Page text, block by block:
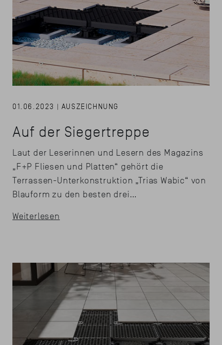
01.06.2023 | AUSZEICHNUNG
Auf der Siegertreppe
Laut der Leserinnen und Lesern des Magazins
„F+P Fliesen und Platten“ gehört die
Terrassen-Unterkonstruktion „Trias Wabic“ von
Blauform zu den besten drei…
Weiterlesen